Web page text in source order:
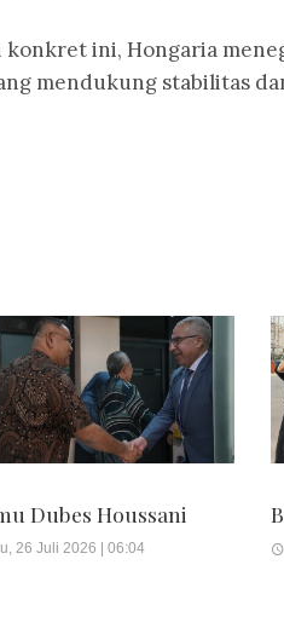
ini, Hongaria
mendukung stabilitas
Dubes Houssani
26 Juli 2026 | 06:04